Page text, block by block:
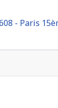
- Paris